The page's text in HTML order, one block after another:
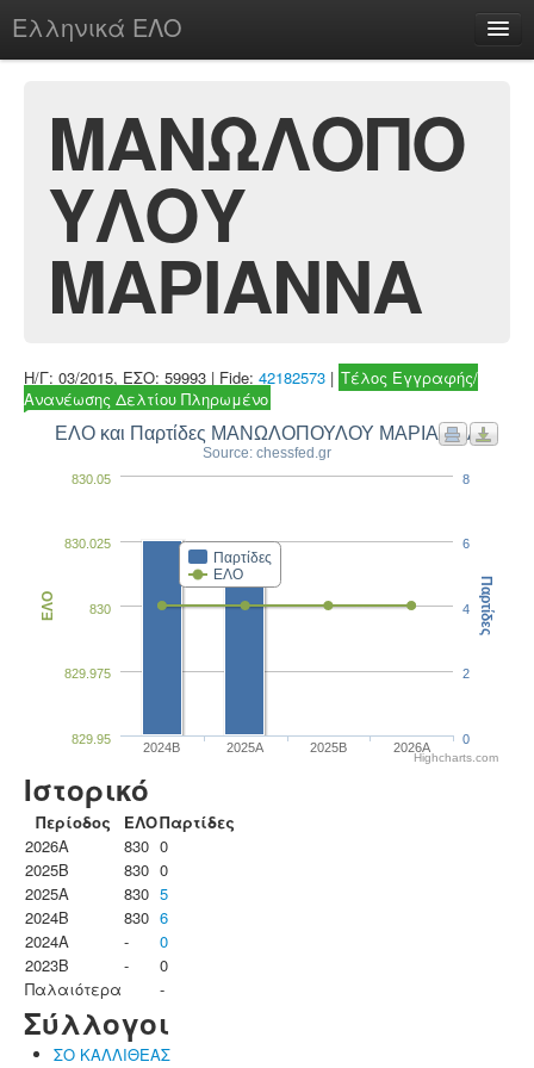
Ελληνικά ΕΛΟ
chesstu.be @ discord
ΜΑΝΩΛΟΠΟ
ΥΛΟΥ
ΜΑΡΙΑΝΝΑ
Η/Γ: 03/2015, ΕΣΟ: 59993 | Fide: 42182573 | Τέλος Εγγραφής/
Ανανέωσης Δελτίου Πληρωμένο
ΕΛΟ και Παρτίδες ΜΑΝΩΛΟΠΟΥΛΟΥ ΜΑΡΙΑΝΝΑ
Source: chessfed.gr
Παρτίδες
ΕΛΟ
2024B 2025A 2025B 2026A
829.95
829.975
830
830.025
830.05
ΕΛΟ
0
2
4
6
8
Παρτίδες
Highcharts.com
Ιστορικό
Περίοδος ΕΛΟΠαρτίδες
2026A
830 0
2025B
830 0
2025A
830 5
2024B
830 6
2024A
-
0
2023B
-
0
Παλαιότερα
-
Σύλλογοι
ΣΟ ΚΑΛΛΙΘΕΑΣ